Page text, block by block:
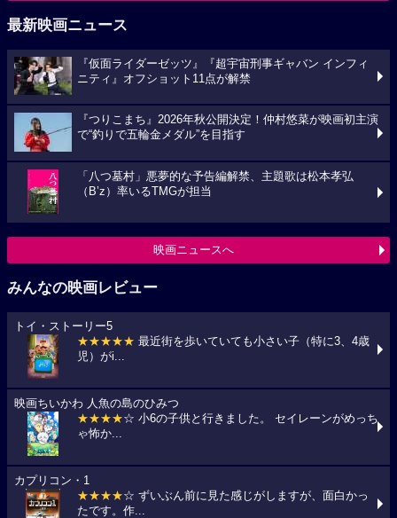
最新映画ニュース
『仮面ライダーゼッツ』『超宇宙刑事ギャバン インフィ
ニティ』オフショット11点が解禁
『つりこまち』2026年秋公開決定！仲村悠菜が映画初主演
で“釣りで五輪金メダル”を目指す
「八つ墓村」悪夢的な予告編解禁、主題歌は松本孝弘
（B’z）率いるTMGが担当
映画ニュースへ
みんなの映画レビュー
トイ・ストーリー5
★★★★★ 最近街を歩いていても小さい子（特に3、4歳
児）がi...
映画ちいかわ 人魚の島のひみつ
★★★★☆ 小6の子供と行きました。 セイレーンがめっち
ゃ怖か...
カプリコン・1
★★★★☆ ずいぶん前に見た感じがしますが、面白かっ
たです。作...